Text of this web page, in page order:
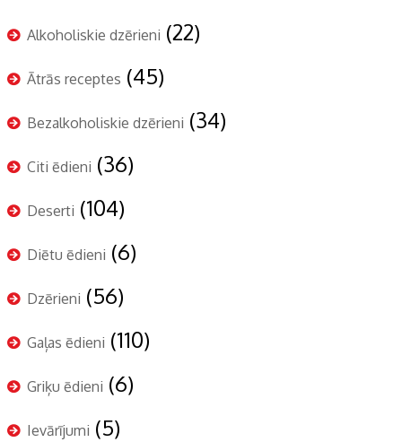
Alkoholiskie dzērieni (22)
Ātrās receptes (45)
Bezalkoholiskie dzērieni (34)
Citi ēdieni (36)
Deserti (104)
Diētu ēdieni (6)
Dzērieni (56)
Gaļas ēdieni (110)
Griķu ēdieni (6)
Ievārījumi (5)